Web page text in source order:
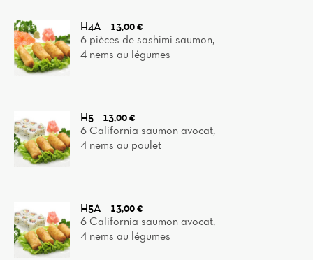
H4A
13,00 €
6 pièces de sashimi saumon,
4 nems au légumes
H5
13,00 €
6 California saumon avocat,
4 nems au poulet
H5A
13,00 €
6 California saumon avocat,
4 nems au légumes